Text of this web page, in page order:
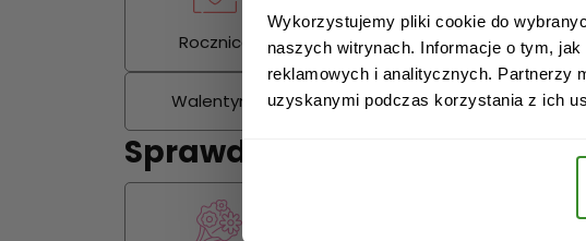
Wykorzystujemy pliki cookie do
naszych witrynach. Informacje o tym,
reklamowych i analitycznych. Partnerzy
uzyskanymi podczas korzystania z ich
Rocznica Kondolencje
Walentynki Dzień Kobiet
Sprawdź również: